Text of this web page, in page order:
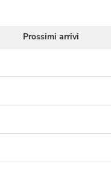
Prossimi arrivi